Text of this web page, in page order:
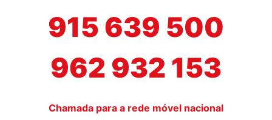
915 639 500
962 932 153
Chamada para a rede móvel nacional